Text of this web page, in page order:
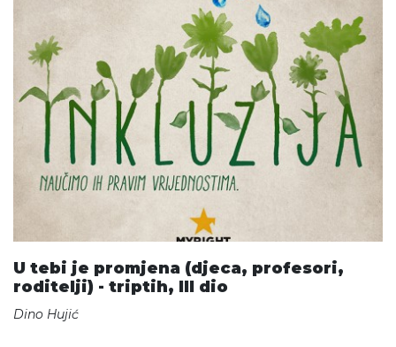
U tebi je promjena (djeca, profesori,
roditelji) - triptih, III dio
Dino Hujić